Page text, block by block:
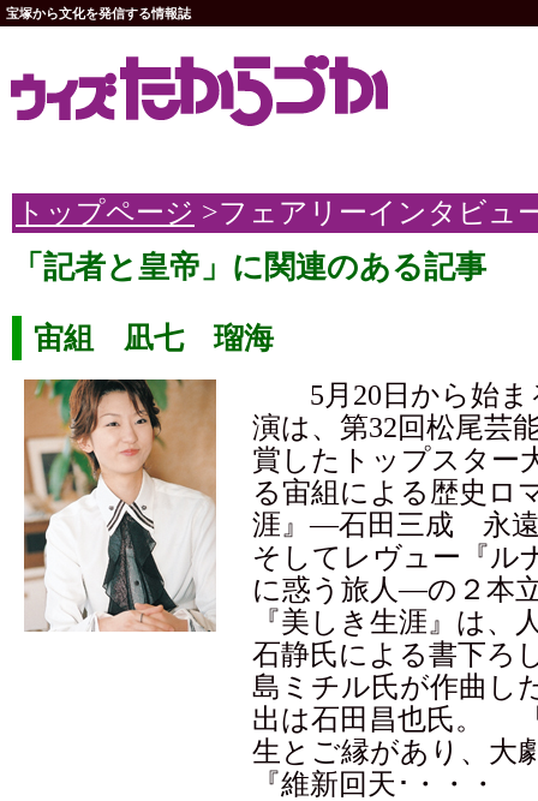
宝塚から文化を発信する情報誌
トップページ >フェアリーインタビュ
「記者と皇帝」に関連のある記事
宙組 凪七 瑠海
5月20日から始ま
演は、第32回松尾芸
賞したトップスター
る宙組による歴史ロ
涯』―石田三成 永
そしてレヴュー『ル
に惑う旅人―の２本
『美しき生涯』は、
石静氏による書下ろ
島ミチル氏が作曲し
出は石田昌也氏。
生とご縁があり、大
『維新回天･・・・